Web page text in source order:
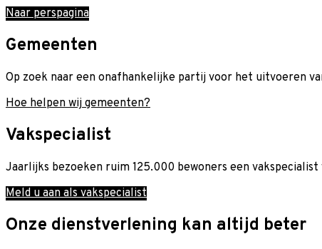
Naar perspagina
Gemeenten
Op zoek naar een onafhankelijke partij voor het uitvoeren
Hoe helpen wij gemeenten?
Vakspecialist
Jaarlijks bezoeken ruim 125.000 bewoners een
Meld u aan als vakspecialist
Onze dienstverlening kan altijd beter